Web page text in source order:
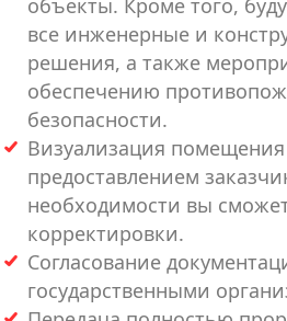
объекты. Кроме того,
все инженерные и
решения, а также
обеспечению
безопасности.
Визуализация помещения
предоставлением
необходимости вы
корректировки.
Согласование
государственными